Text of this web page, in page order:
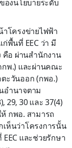
องนโยบายระดับ
โครงข่ายไฟฟ้า
พื้นที่ EEC ว่า มี
อ ผ่านสำนักงาน
พ.) และผ่านคณะ
ะวันออก (กพอ.)
อำนาจตาม
29, 30 และ 37(4)
ห้ กพอ. สามารถ
ห็นว่าโครงการนั้น
และช่วยรักษา